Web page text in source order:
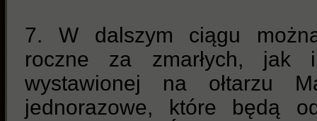
7. W dalszym ciągu
roczne za zmarłych, jak
wystawionej na ołtarzu
jednorazowe, które będą